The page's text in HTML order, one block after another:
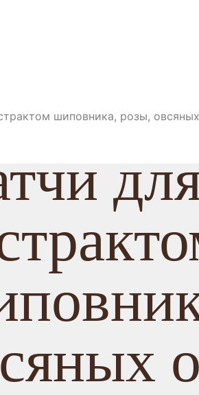
шиповника, розы,